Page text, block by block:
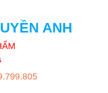
ANH